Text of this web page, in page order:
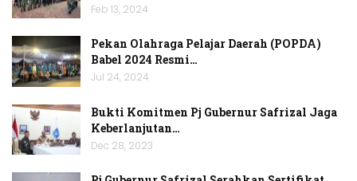
Feb 13, 2024
Pekan Olahraga Pelajar Daerah (POPDA)
Babel 2024 Resmi…
Jul 24, 2024
Bukti Komitmen Pj Gubernur Safrizal Jaga
Keberlanjutan…
Dec 28, 2023